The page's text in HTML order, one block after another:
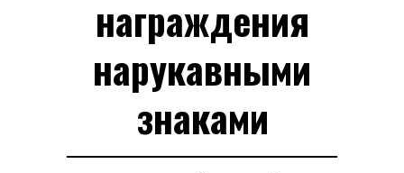
награждения
нарукавными
знаками